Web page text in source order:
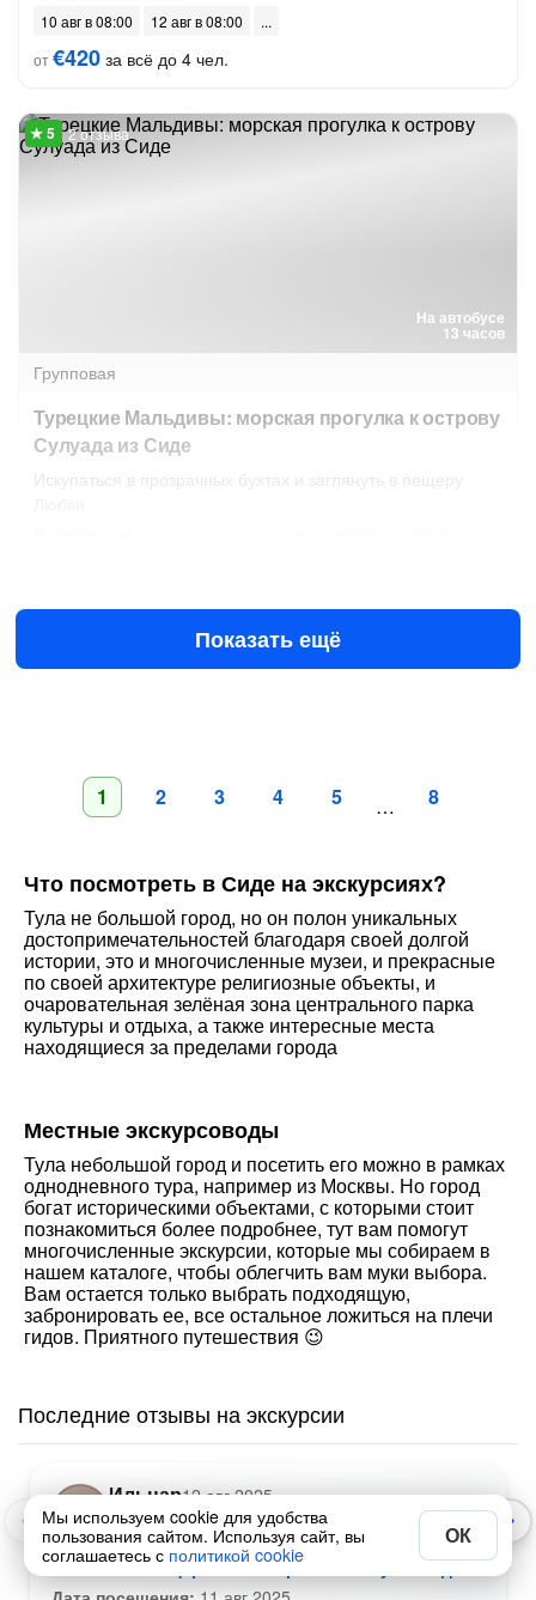
10 авг в 08:00
12 авг в 08:00
от€420 за всё до 4 чел.
На автобусе
13 часов
2 отзыва
Групповая
Турецкие Мальдивы: морская прогулка к острову
Сулуада из Сиде
Искупаться в прозрачных бухтах и заглянуть в пещеру
€45за человека
Показать ещё
1 2 3 4 5 … 8
Что посмотреть в Сиде на экскурсиях?
Тула не большой город, но он полон уникальных
достопримечательностей благодаря своей долгой
истории, это и многочисленные музеи, и прекрасные
по своей архитектуре религиозные объекты, и
очаровательная зелёная зона центрального парка
культуры и отдыха, а также интересные места
находящиеся за пределами города
Местные экскурсоводы
Тула небольшой город и посетить его можно в рамках
однодневного тура, например из Москвы. Но город
богат историческими объектами, с которыми стоит
познакомиться более подробнее, тут вам помогут
многочисленные экскурсии, которые мы собираем в
нашем каталоге, чтобы облегчить вам муки выбора.
Вам остается только выбрать подходящую,
забронировать ее, все остальное ложиться на плечи
гидов. Приятного путешествия 😉
Последние отзывы на экскурсии
И
Ильнар12 авг 2025
Малахитовое царство: по Грин каньону из Сиде
Мы используем cookie для удобства
пользования сайтом. Используя сайт, вы
соглашаетесь с политикой cookie
ОК